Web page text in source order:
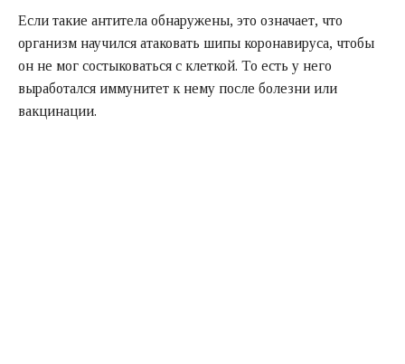
Если такие антитела обнаружены, это означает, что
организм научился атаковать шипы коронавируса, чтобы
он не мог состыковаться с клеткой. То есть у него
выработался иммунитет к нему после болезни или
вакцинации.